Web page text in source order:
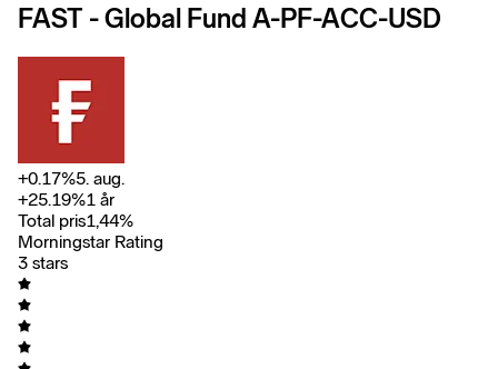
FAST - Global Fund A-PF-ACC-USD
+0.17%5. aug.
+25.19%1 år
Total pris1,44%
Morningstar Rating
3 stars